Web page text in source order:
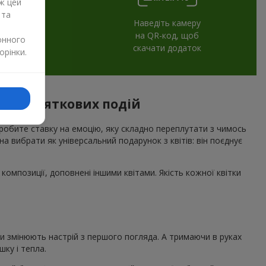
Наведіть камеру
на QR-код, щоб
скачати додаток
святкових подій
ставку на емоцію, яку складно переплутати з чимось
як універсальний подарунок з квітів: він поєднує
доповнені іншими квітами. Якість кожної квітки
змінюють настрій з першого погляда. А тримаючи в руках
і тепла.